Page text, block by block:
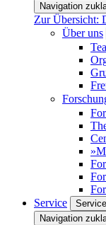
Navigation
Zur Übersicht:
Über uns
Service
Service
Navigation